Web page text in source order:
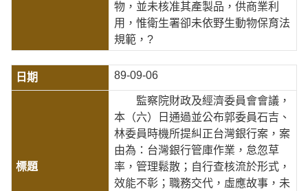
物，並未核准其產製品，供商業利
用，惟衛生署卻未依野生動物保育法
規範，?
89-09-06
監察院財政及經濟委員會會議，
本（六）日通過並公布郭委員石吉、
林委員時機所提糾正台灣銀行案，案
由為：台灣銀行管庫作業，怠忽草
率，管理鬆散；自行查核流於形式，
效能不彰；職務交代，虛應故事，未